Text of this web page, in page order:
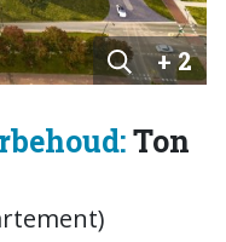
+ 2
Ton